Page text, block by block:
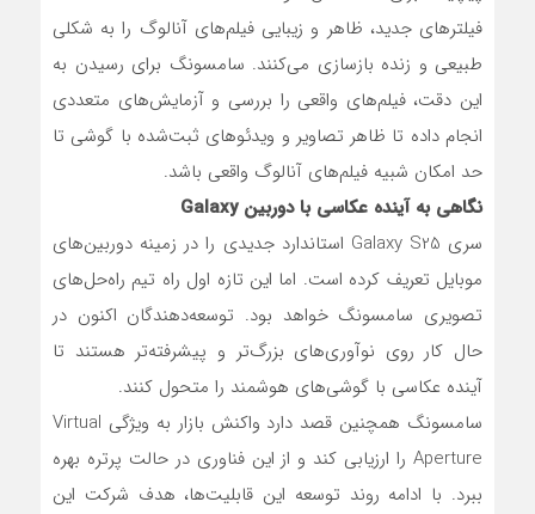
فیلترهای جدید، ظاهر و زیبایی فیلم‌های آنالوگ را به شکلی
طبیعی و زنده بازسازی می‌کنند. سامسونگ برای رسیدن به
این دقت، فیلم‌های واقعی را بررسی و آزمایش‌های متعددی
انجام داده تا ظاهر تصاویر و ویدئوهای ثبت‌شده با گوشی تا
حد امکان شبیه فیلم‌های آنالوگ واقعی باشد.
نگاهی به آینده‌ عکاسی با دوربین Galaxy
سری Galaxy S25 استاندارد جدیدی را در زمینه دوربین‌های
موبایل تعریف کرده است. اما این تازه اول راه تیم راه‌حل‌های
تصویری سامسونگ خواهد بود. توسعه‌دهندگان اکنون در
حال کار روی نوآوری‌های بزرگ‌تر و پیشرفته‌تر هستند تا
آینده عکاسی با گوشی‌های هوشمند را متحول کنند.
سامسونگ همچنین قصد دارد واکنش بازار به ویژگی Virtual
Aperture را ارزیابی کند و از این فناوری در حالت پرتره بهره
ببرد. با ادامه روند توسعه این قابلیت‌ها، هدف شرکت این